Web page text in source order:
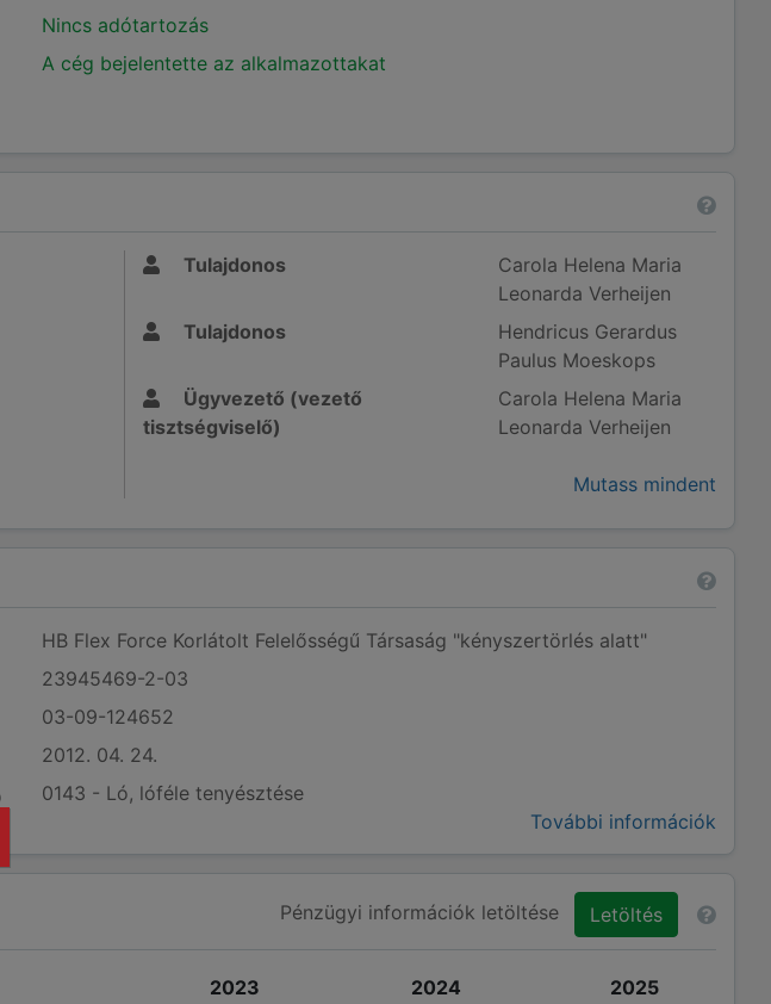
Nincs adótartozás
A cég bejelentette az alkalmazottakat
Tulajdonos
Carola Helena Maria
Leonarda Verheijen
Tulajdonos
Hendricus Gerardus
Paulus Moeskops
Ügyvezető (vezető
tisztségviselő)
Carola Helena Maria
Leonarda Verheijen
Mutass mindent
HB Flex Force Korlátolt Felelősségű Társaság "kényszertörlés alatt"
23945469-2-03
03-09-124652
2012. 04. 24.
0143 - Ló, lóféle tenyésztése
További információk
Pénzügyi információk letöltése Letöltés
2023 2024 2025